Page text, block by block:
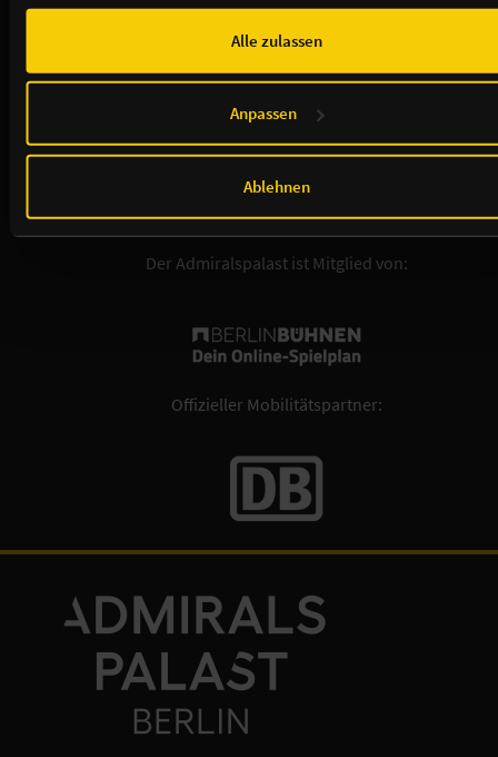
führen. Weitere Informationen, insbesondere zur Speicherdauer,
Cookie-Erklärungsowie zur Verarbeitung,
insbesondere zu Ihren Widerrufsmöglichkeiten und weiteren
Alle zulassen
Anpassen
Ablehnen
Der Admiralspalast ist Mitglied von:
Offizieller Mobilitätspartner: